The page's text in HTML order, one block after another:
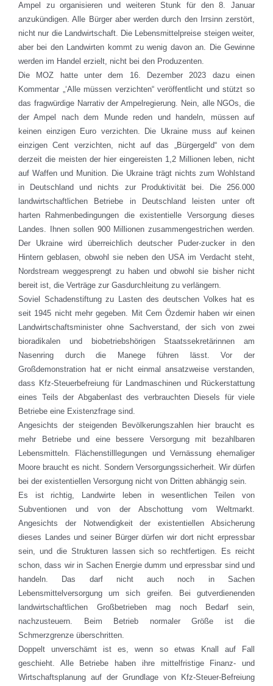
Ampel zu organisieren und weiteren Stunk für den 8. Januar
anzukündigen. Alle Bürger aber werden durch den Irrsinn zerstört,
nicht nur die Landwirtschaft. Die Lebensmittelpreise steigen weiter,
aber bei den Landwirten kommt zu wenig davon an. Die Gewinne
werden im Handel erzielt, nicht bei den Produzenten.
Die MOZ hatte unter dem 16. Dezember 2023 dazu einen
Kommentar „‘Alle müssen verzichten“ veröffentlicht und stützt so
das fragwürdige Narrativ der Ampelregierung. Nein, alle NGOs, die
der Ampel nach dem Munde reden und handeln, müssen auf
keinen einzigen Euro verzichten. Die Ukraine muss auf keinen
einzigen Cent verzichten, nicht auf das „Bürgergeld“ von dem
derzeit die meisten der hier eingereisten 1,2 Millionen leben, nicht
auf Waffen und Munition. Die Ukraine trägt nichts zum Wohlstand
in Deutschland und nichts zur Produktivität bei. Die 256.000
landwirtschaftlichen Betriebe in Deutschland leisten unter oft
harten Rahmenbedingungen die existentielle Versorgung dieses
Landes. Ihnen sollen 900 Millionen zusammengestrichen werden.
Der Ukraine wird überreichlich deutscher Puder-zucker in den
Hintern geblasen, obwohl sie neben den USA im Verdacht steht,
Nordstream weggesprengt zu haben und obwohl sie bisher nicht
bereit ist, die Verträge zur Gasdurchleitung zu verlängern.
Soviel Schadenstiftung zu Lasten des deutschen Volkes hat es
seit 1945 nicht mehr gegeben. Mit Cem Özdemir haben wir einen
Landwirtschaftsminister ohne Sachverstand, der sich von zwei
bioradikalen und biobetriebshörigen Staatssekretärinnen am
Nasenring durch die Manege führen lässt. Vor der
Großdemonstration hat er nicht einmal ansatzweise verstanden,
dass Kfz-Steuerbefreiung für Landmaschinen und Rückerstattung
eines Teils der Abgabenlast des verbrauchten Diesels für viele
Betriebe eine Existenzfrage sind.
Angesichts der steigenden Bevölkerungszahlen hier braucht es
mehr Betriebe und eine bessere Versorgung mit bezahlbaren
Lebensmitteln. Flächenstilllegungen und Vernässung ehemaliger
Moore braucht es nicht. Sondern Versorgungssicherheit. Wir dürfen
bei der existentiellen Versorgung nicht von Dritten abhängig sein.
Es ist richtig, Landwirte leben in wesentlichen Teilen von
Subventionen und von der Abschottung vom Weltmarkt.
Angesichts der Notwendigkeit der existentiellen Absicherung
dieses Landes und seiner Bürger dürfen wir dort nicht erpressbar
sein, und die Strukturen lassen sich so rechtfertigen. Es reicht
schon, dass wir in Sachen Energie dumm und erpressbar sind und
handeln. Das darf nicht auch noch in Sachen
Lebensmittelversorgung um sich greifen. Bei gutverdienenden
landwirtschaftlichen Großbetrieben mag noch Bedarf sein,
nachzusteuern. Beim Betrieb normaler Größe ist die
Schmerzgrenze überschritten.
Doppelt unverschämt ist es, wenn so etwas Knall auf Fall
geschieht. Alle Betriebe haben ihre mittelfristige Finanz- und
Wirtschaftsplanung auf der Grundlage von Kfz-Steuer-Befreiung